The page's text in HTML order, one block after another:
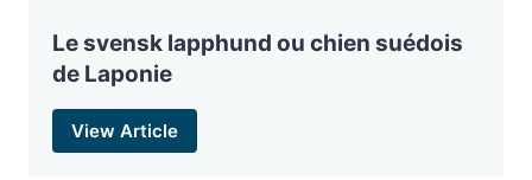
Le svensk lapphund ou chien suédois
de Laponie
View Article